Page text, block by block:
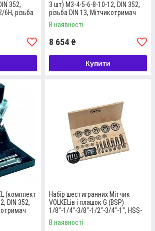
М3-4-5-6-8-10-12; HSS;
352,
6H, різьба
з
3 шт) M3-4-5-6-8-10-12, DIN 352,
різьба DIN 13, Мітчикотримач
VOLKEL №1.1/2, DIN 1814,
В наявності
8 654 ₴
Купити
(комплект
DIN 352,
HSS-G,
Набір шестигранних Мітчик
VOLKELів і плашок G (BSP)
1/8"-1/4"-3/8"-1/2"-3/4"-1", HSS-
G, призначений для ручного
використання,
В наявності